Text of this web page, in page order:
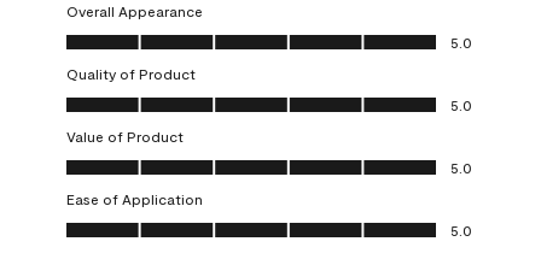
Overall Appearance
Overall Appearance, 5.0 out of 5
5.0
Quality of Product
Quality of Product, 5.0 out of 5
5.0
Value of Product
Value of Product, 5.0 out of 5
5.0
Ease of Application
Ease of Application, 5.0 out of 5
5.0